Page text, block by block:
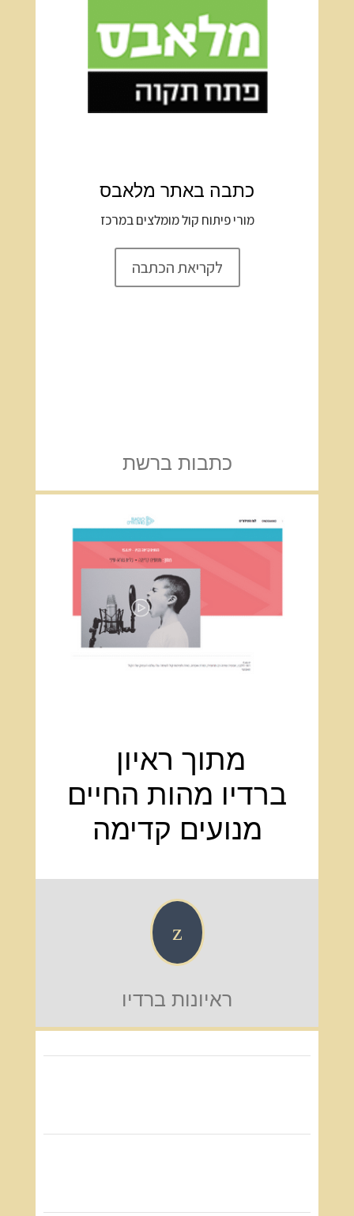
כתבה באתר מלאבס
מורי פיתוח קול מומלצים במרכז
לקריאת הכתבה
כתבות ברשת
מתוך ראיון
ברדיו מהות החיים
מנועים קדימה
z
ראיונות ברדיו